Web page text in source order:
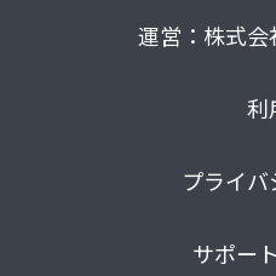
運営：株式
利
プライ
サポー